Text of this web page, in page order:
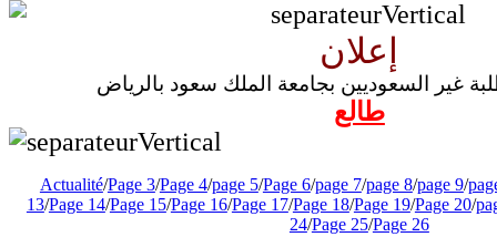
إعلان
غير السعوديين بجامعة الملك سعود بالرياض
طالع
Actualité/Page 3/Page 4/page 5/Page 6/page 7/page 8/page 9/
13/Page 14/Page 15/Page 16/Page 17/Page 18/Page 19/Page 20/
24/Page 25/Page 26